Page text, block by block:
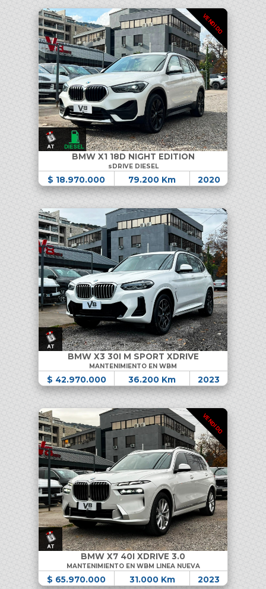
VENDIDO
BMW X1 18D NIGHT EDITION
sDRIVE DIESEL
$ 18.970.000 79.200 Km 2020
BMW X3 30I M SPORT XDRIVE
MANTENIMIENTO EN WBM
$ 42.970.000 36.200 Km 2023
VENDIDO
BMW X7 40I XDRIVE 3.0
MANTENIMIENTO EN WBM LINEA NUEVA
$ 65.970.000 31.000 Km 2023